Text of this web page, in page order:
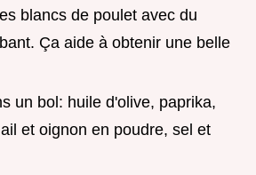
blancs de poulet avec du
Ça aide à obtenir une belle
un bol: huile d'olive, paprika,
et oignon en poudre, sel et